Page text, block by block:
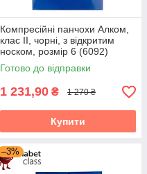
Компресійні панчохи Алком,
клас II, чорні, з відкритим
носком, розмір 6 (6092)
Готово до відправки
1 231,90 ₴ 1 270 ₴
Купити
–3%